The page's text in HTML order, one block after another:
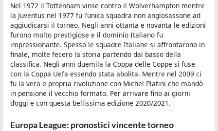
Nel 1972 il Tottenham vinse contro il Wolverhampton mentre
la Juventus nel 1977 fu l’unica squadra non anglosassone ad
aggiudicarsi il torneo. Negli anni ottanta e novanta le edizioni
furono molto prestigiose e il dominio Italiano fu
impressionante. Spesso le squadre Italiane si affrontarono in
finale, molte fecero la storia partendo dal basso della
classifica. Negli anni duemila la Coppa delle Coppe si fuse
con la Coppa Uefa essendo stata abolita. Mentre nel 2009 ci
fu la vera e propria rivoluzione con Michel Platini che mandò
in pensione il vecchio formato. Per arrivare fino ai giorni
d’oggi e con questa bellissima edizione 2020/2021.
Europa League: pronostici vincente torneo